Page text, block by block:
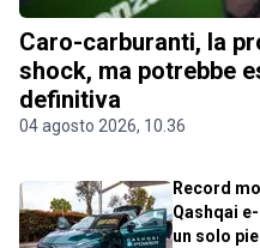
Caro-carburanti, la
shock, ma potrebbe
definitiva
04 agosto 2026, 10.36
Record
Qashqai
un solo